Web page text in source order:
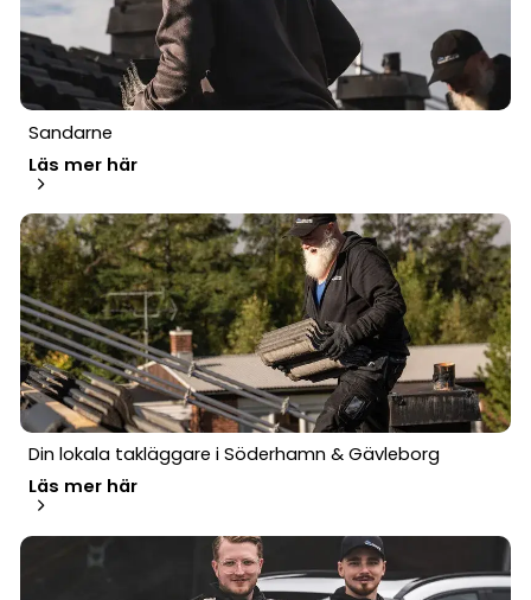
Sandarne
Läs mer här
Din lokala takläggare i Söderhamn & Gävleborg
Läs mer här